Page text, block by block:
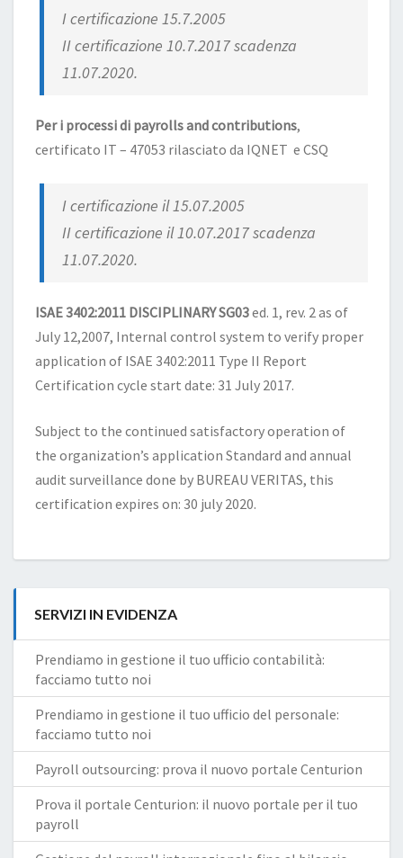
I certificazione 15.7.2005
II certificazione 10.7.2017 scadenza
11.07.2020.
Per i processi di payrolls and contributions,
certificato IT – 47053 rilasciato da IQNET e CSQ
I certificazione il 15.07.2005
II certificazione il 10.07.2017 scadenza
11.07.2020.
ISAE 3402:2011 DISCIPLINARY SG03ed. 1, rev. 2 as of
July 12,2007, Internal control system to verify proper
application of ISAE 3402:2011 Type II Report
Certification cycle start date: 31 July 2017.
Subject to the continued satisfactory operation of
the organization’s application Standard and annual
audit surveillance done by BUREAU VERITAS, this
certification expires on: 30 july 2020.
SERVIZI IN EVIDENZA
Prendiamo in gestione il tuo ufficio contabilità:
facciamo tutto noi
Prendiamo in gestione il tuo ufficio del personale:
facciamo tutto noi
Payroll outsourcing: prova il nuovo portale Centurion
Prova il portale Centurion: il nuovo portale per il tuo
payroll